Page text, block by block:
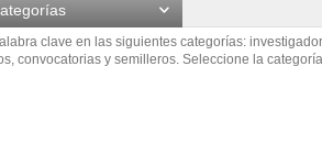
clave en las siguientes categorías:
convocatorias y semilleros. Seleccione la